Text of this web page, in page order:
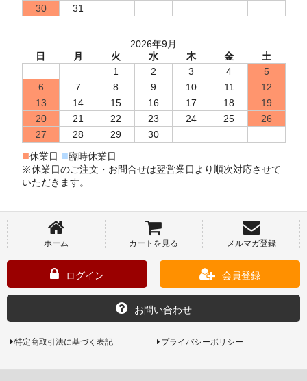
30
31
2026年9月
日
月 火 水 木 金
土
1
2 3 4
5
6
7 8 9 10 11
12
13
14 15 16 17 18
19
20
21 22 23 24 25
26
27
28 29 30
■休業日 ■臨時休業日
※休業日のご注文・お問合せは翌営業日より順次対応させて
いただきます。
ホーム カートを見る メルマガ登録
ログイン 会員登録
お問い合わせ
特定商取引法に基づく表記 プライバシーポリシー